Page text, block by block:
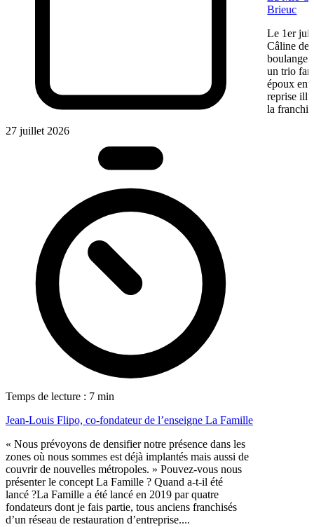
27 juillet 2026
Temps de lecture : 7 min
Jean-Louis Flipo, co-fondateur de l’enseigne La Famille
« Nous prévoyons de densifier notre présence dans les
zones où nous sommes est déjà implantés mais aussi de
couvrir de nouvelles métropoles. » Pouvez-vous nous
présenter le concept La Famille ? Quand a-t-il été
lancé ?La Famille a été lancé en 2019 par quatre
fondateurs dont je fais partie, tous anciens franchisés
d’un réseau de restauration d’entreprise....
Brieuc
Le 1er
Câline de
un trio
époux
reprise
la